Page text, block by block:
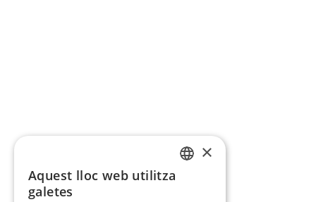
×
Aquest lloc web utilitza
galetes